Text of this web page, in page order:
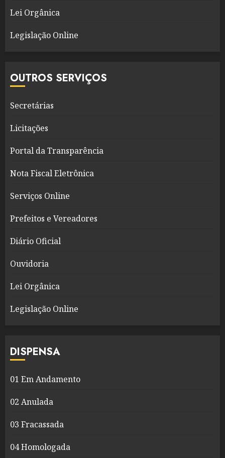
Lei Orgânica
Legislação Online
OUTROS SERVIÇOS
Secretárias
Licitações
Portal da Transparência
Nota Fiscal Eletrônica
Serviços Online
Prefeitos e Vereadores
Diário Oficial
Ouvidoria
Lei Orgânica
Legislação Online
DISPENSA
01 Em Andamento
02 Anulada
03 Fracassada
04 Homologada